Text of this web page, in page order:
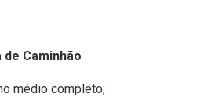
Caminhão
médio completo;